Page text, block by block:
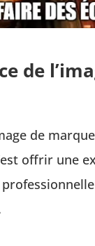
de
de
offrir une